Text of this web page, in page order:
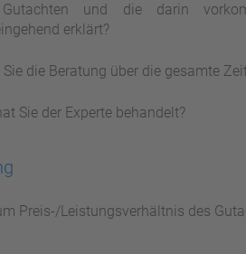
und die darin
erklärt?
die Beratung über die gesamte
Sie der Experte behandelt?
Preis-/Leistungsverhältnis des